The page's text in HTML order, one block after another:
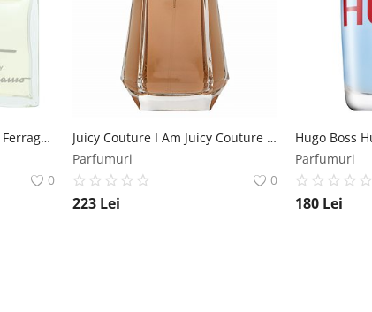
Salvatore Ferragamo F by Ferragamo Pour Homme eau de Toilette pentru barbati 100 ml Salvatore Ferragamo
0
Juicy Couture I Am Juicy Couture Eau de Parfum pentru femei 100 ml Juicy Couture
Parfumuri
0
223 Lei
Parfumuri
180 Lei